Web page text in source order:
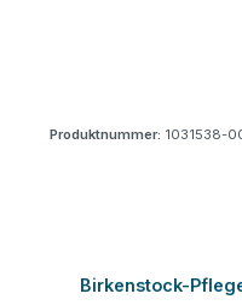
Produktnummer: 1031538-
Produktgalerie
Birkenstock-